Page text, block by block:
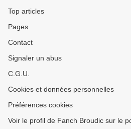
Top articles
Pages
Contact
Signaler un abus
C.G.U.
Cookies et données personnelles
Préférences cookies
Voir le profil de Fanch Broudic sur le